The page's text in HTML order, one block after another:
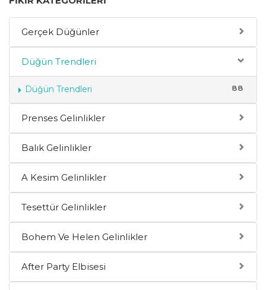
Gerçek Düğünler
Düğün Trendleri
88
Düğün Trendleri
Prenses Gelinlikler
Balık Gelinlikler
A Kesim Gelinlikler
Tesettür Gelinlikler
Bohem Ve Helen Gelinlikler
After Party Elbisesi